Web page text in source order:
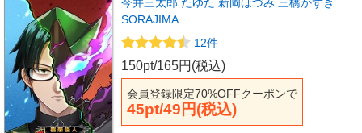
SORAJIMA
12件
150pt/165円(税込)
会員登録限定70%OFFクーポンで
45pt/49円(税込)